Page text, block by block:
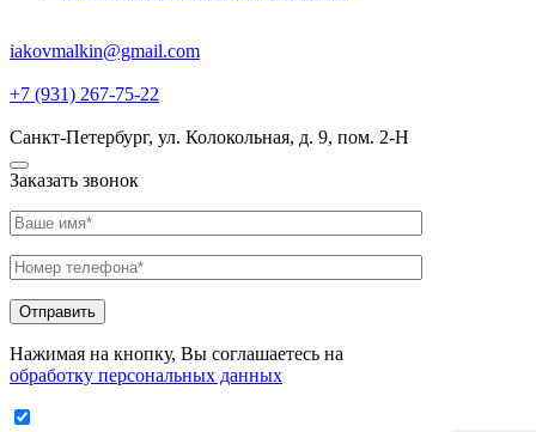
iakovmalkin@gmail.com
+7 (931) 267-75-22
Санкт-Петербург, ул. Колокольная, д. 9, пом. 2-Н
Заказать звонок
Отправить
Нажимая на кнопку, Вы соглашаетесь на
обработку персональных данных